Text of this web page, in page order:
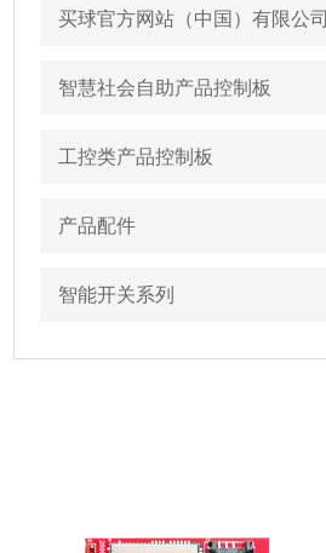
买球官方网站（中国）有限公司
智慧社会自助产品控制板
工控类产品控制板
产品配件
智能开关系列